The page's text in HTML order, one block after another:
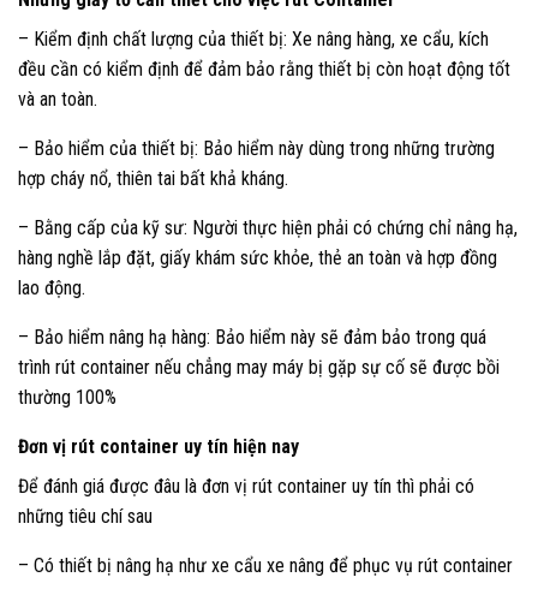
– Kiểm định chất lượng của thiết bị: Xe nâng hàng, xe cẩu, kích
đều cần có kiểm định để đảm bảo rằng thiết bị còn hoạt động tốt
và an toàn.
– Bảo hiểm của thiết bị: Bảo hiểm này dùng trong những trường
hợp cháy nổ, thiên tai bất khả kháng.
– Bằng cấp của kỹ sư: Người thực hiện phải có chứng chỉ nâng hạ,
hàng nghề lắp đặt, giấy khám sức khỏe, thẻ an toàn và hợp đồng
lao động.
– Bảo hiểm nâng hạ hàng: Bảo hiểm này sẽ đảm bảo trong quá
trình rút container nếu chẳng may máy bị gặp sự cố sẽ được bồi
thường 100%
Đơn vị rút container uy tín hiện nay
Để đánh giá được đâu là đơn vị rút container uy tín thì phải có
những tiêu chí sau
– Có thiết bị nâng hạ như xe cẩu xe nâng để phục vụ rút container